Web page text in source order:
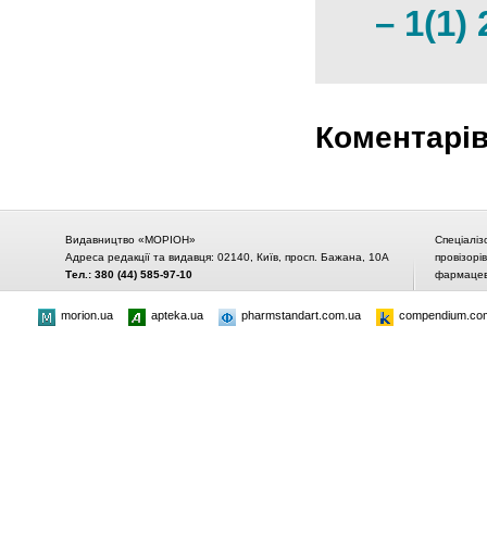
– 1(1)
Видавництво «МОРІОН»
Адреса редакції та видавця: 02140, Київ, просп. Бажана, 10А
Тел.: 380 (44) 585-97-10
morion.ua apteka.ua pharmstandart.com.ua